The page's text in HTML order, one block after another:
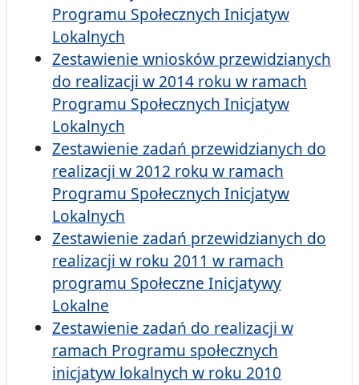
Programu Społecznych Inicjatyw
Lokalnych
Zestawienie wniosków przewidzianych
do realizacji w 2014 roku w ramach
Programu Społecznych Inicjatyw
Lokalnych
Zestawienie zadań przewidzianych do
realizacji w 2012 roku w ramach
Programu Społecznych Inicjatyw
Lokalnych
Zestawienie zadań przewidzianych do
realizacji w roku 2011 w ramach
programu Społeczne Inicjatywy
Lokalne
Zestawienie zadań do realizacji w
ramach Programu społecznych
inicjatyw lokalnych w roku 2010